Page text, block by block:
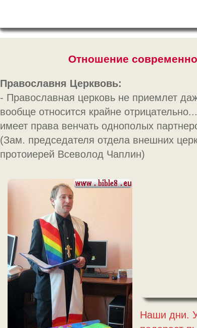
Отношение
Православня Церквовь:
- Православная церковь не приемлет
вообще относится крайне
имеет права венчать однополых
(Зам. председателя отдела внешних
протоиерей Всеволод Чаплин)
Наши дни.